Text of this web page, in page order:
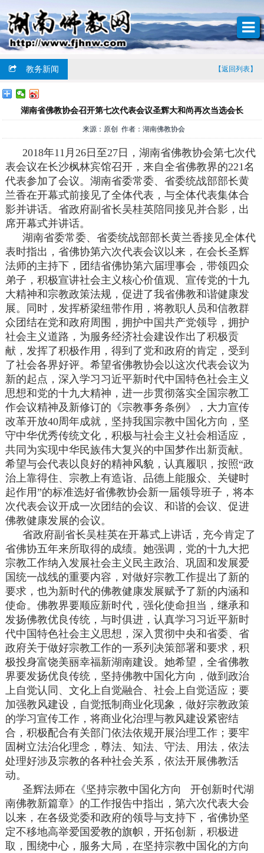
教务新闻 【返回列表】
湖南省佛教协会召开第七次代表会议圣辉大和尚再次当选会长
来源：原创 作者：湖南佛教协会
2018年11月26日至27日，湖南省佛教协会第七次代
表会议在长沙枫林宾馆召开，来自全省佛教界的221名
代表参加了会议。湖南省委常委、省委统战部部长黄
兰香在开幕式前接见了全体代表，与全体代表集体合
影并讲话。省政府副省长吴桂英陪同接见并合影，出
席开幕式并讲话。
湖南省委常委、省委统战部部长黄兰香接见全体代
表时指出，省佛协第六次代表会议以来，在会长圣辉
法师的主持下，团结省佛协第六届理事会，带领四众
弟子，积极宣讲社会主义核心价值观、宣传党的十九
大精神和宗教政策法规，促进了我省佛教和谐健康发
展。同时，发挥桥梁纽带作用，将教职人员和信教群
众团结在党和政府周围，拥护中国共产党领导，拥护
社会主义道路，为服务经济社会建设作出了积极贡
献，发挥了积极作用，得到了党和政府的肯定，受到
了社会各界好评。希望省佛教协会以这次代表会议为
新的起点，深入学习习近平新时代中国特色社会主义
思想和党的十九大精神，进一步贯彻落实全国宗教工
作会议精神及新修订的《宗教事务条例》，大力宣传
改革开放40周年成就，坚持我国宗教中国化方向，坚
守中华优秀传统文化，积极与社会主义社会相适应，
共同为实现中华民族伟大复兴的中国梦作出新贡献。
希望与会代表以良好的精神风貌，认真履职，按照“政
治上靠得住、宗教上有造诣、品德上能服众、关键时
起作用”的标准选好省佛教协会新一届领导班子，将本
次代表会议开成一次团结的会议、和谐的会议、促进
佛教健康发展的会议。
省政府副省长吴桂英在开幕式上讲话，充今肯定了
省佛协五年来所取得的成绩。她强调，党的十九大把
宗教工作纳入发展社会主义民主政治、巩固和发展爱
国统一战线的重要内容，对做好宗教工作提出了新的
要求，也为新时代的佛教健康发展赋予了新的内涵和
使命。佛教界要顺应新时代，强化使命担当，继承和
发扬佛教优良传统，与时俱进，认真学习习近平新时
代中国特色社会主义思想，深入贯彻中央和省委、省
政府关于做好宗教工作的一系列决策部署和要求，积
极投身富饶美丽幸福新湖南建设。她希望，全省佛教
界要发扬优良传统，坚持佛教中国化方向，做到政治
上自觉认同、文化上自觉融合、社会上自觉适应；要
加强教风建设，自觉抵制商业化现象，做好宗教政策
的学习宣传工作，将商业化治理与教风建设紧密结
合，积极配合有关部门依法依规开展治理工作；要牢
固树立法治化理念，尊法、知法、守法、用法，依法
处理好涉及宗教的各种社会关系，依法开展佛教活
动。
圣辉法师在《坚持宗教中国化方向 开创新时代湖
南佛教新篇章》的工作报告中指出，第六次代表大会
以来，在各级党委和政府的领导与支持下，省佛协坚
定不移地高举爱国爱教的旗帜，开拓创新，积极进
取，围绕中心，服务大局，在坚持宗教中国化的方向